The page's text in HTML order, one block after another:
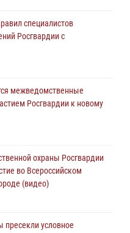
специалистов
Росгвардии с
межведомственные
Росгвардии к новому
охраны Росгвардии
во Всероссийском
(видео)
пресекли условное